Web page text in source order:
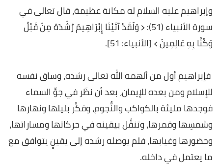
وإبراهيم عليه السلام له مكانة عظيمة، قال تعالى في
سورة الأنبياء (51): ﴿ وَلَقَدْ آتَيْنَا إِبْرَاهِيمَ رُشْدَهُ مِنْ قَبْلُ
وَكُنَّا بِهِ عَالِمِينَ ﴾ [الأنبياء: 51].
فإبراهيم أول من ألهمه الله تعالى رشده، وساق نفسه
للإسلام ومن بعده للإيمان، بعد أن نظَر في جوِّ السماء
فوجدها مليئة بالكواكب والنُّجوم، وفكَّر بليلها ونهارها
وشمسِها وقمرها، وتنقَّل بيقينه في حركاتها ومساراتها،
وحضورها وغيابها، فلم يوصله رشده إلى يقينٍ يتوافق مع
ما يعتمل في داخله.